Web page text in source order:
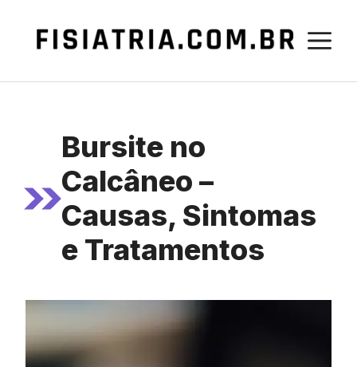
conteúdo
Bursite no
Calcâneo –
Causas, Sintomas
e Tratamentos